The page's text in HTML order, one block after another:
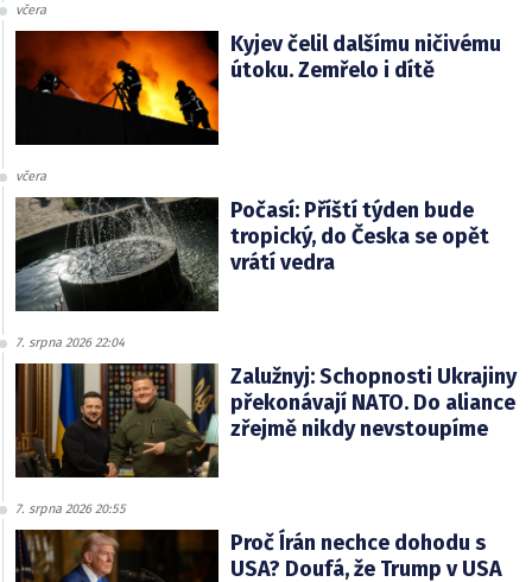
včera
Kyjev čelil dalšímu ničivému
útoku. Zemřelo i dítě
včera
Počasí: Příští týden bude
tropický, do Česka se opět
vrátí vedra
7. srpna 2026 22:04
Zalužnyj: Schopnosti Ukrajiny
překonávají NATO. Do aliance
zřejmě nikdy nevstoupíme
7. srpna 2026 20:55
Proč Írán nechce dohodu s
USA? Doufá, že Trump v USA